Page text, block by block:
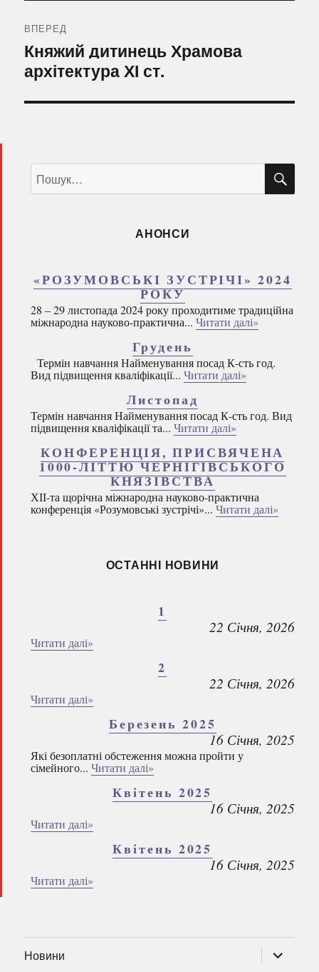
ВПЕРЕД
Наступний
запис:
Княжий дитинець Храмова
архітектура ХІ ст.
за
запитом:
АНОНСИ
«РОЗУМОВСЬКІ ЗУСТРІЧІ» 2024
РОКУ
28 – 29 листопада 2024 року проходитиме традиційна
міжнародна науково-практична... Читати далі»
Грудень
Термін навчання Найменування посад К-сть год.
Вид підвищення кваліфікації... Читати далі»
Листопад
Термін навчання Найменування посад К-сть год. Вид
підвищення кваліфікації та... Читати далі»
КОНФЕРЕНЦІЯ, ПРИСВЯЧЕНА
1000-ЛІТТЮ ЧЕРНІГІВСЬКОГО
КНЯЗІВСТВА
ХІІ-та щорічна міжнародна науково-практична
конференція «Розумовські зустрічі»... Читати далі»
ОСТАННІ НОВИНИ
1
22 Січня, 2026
Читати далі»
2
22 Січня, 2026
Читати далі»
Березень 2025
16 Січня, 2025
Які безоплатні обстеження можна пройти у
сімейного... Читати далі»
Квітень 2025
16 Січня, 2025
Читати далі»
Квітень 2025
16 Січня, 2025
Читати далі»
Новини
підменю